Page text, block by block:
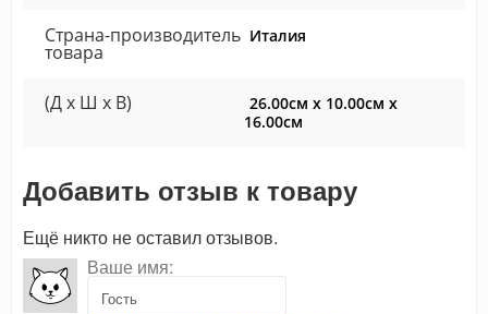
Страна-производитель
товара
Италия
(Д x Ш x В)
26.00см x 10.00см x
16.00см
Добавить отзыв к товару
Ещё никто не оставил отзывов.
Ваше имя: